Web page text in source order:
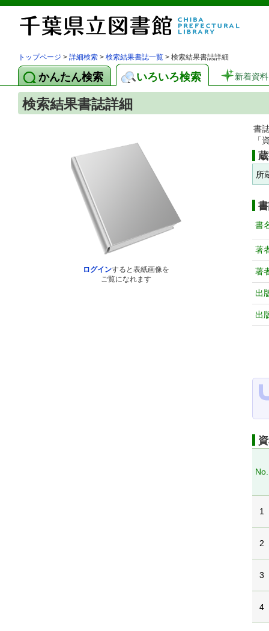
トップページ > 詳細検索 > 検索結果書誌一覧 > 検索結果書誌詳細
かんたん検索 いろいろ検索 新着資料
検索結果書誌詳細
ログインすると表紙画像を
ご覧になれます
書
「
所
書
著
著
出
出
No.
1
2
3
4